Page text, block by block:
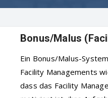
Bonus/Malus
Ein Bonus/Malus-
Facility Managements
dass das Facility